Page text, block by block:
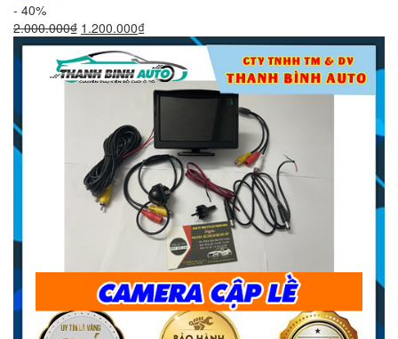
- 40%
2.000.000₫ Giá
gốc
là:
2.000.000₫.
1.200.000₫Giá
hiện
tại
là:
1.200.000₫.